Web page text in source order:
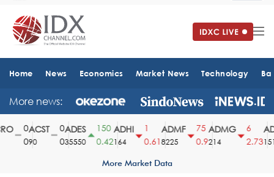
Home News Economics Market News Technology
More news:
ACST
90
ADES
35550
150
0.42
ADHI
164
0.61
ADMF
8225
75
0.9
ADMG
214
2.731510
More Market Data